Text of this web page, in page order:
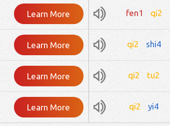
Learn More fen1 qi2
Learn More qi2 shi4
Learn More qi2 tu2
Learn More qi2 yi4